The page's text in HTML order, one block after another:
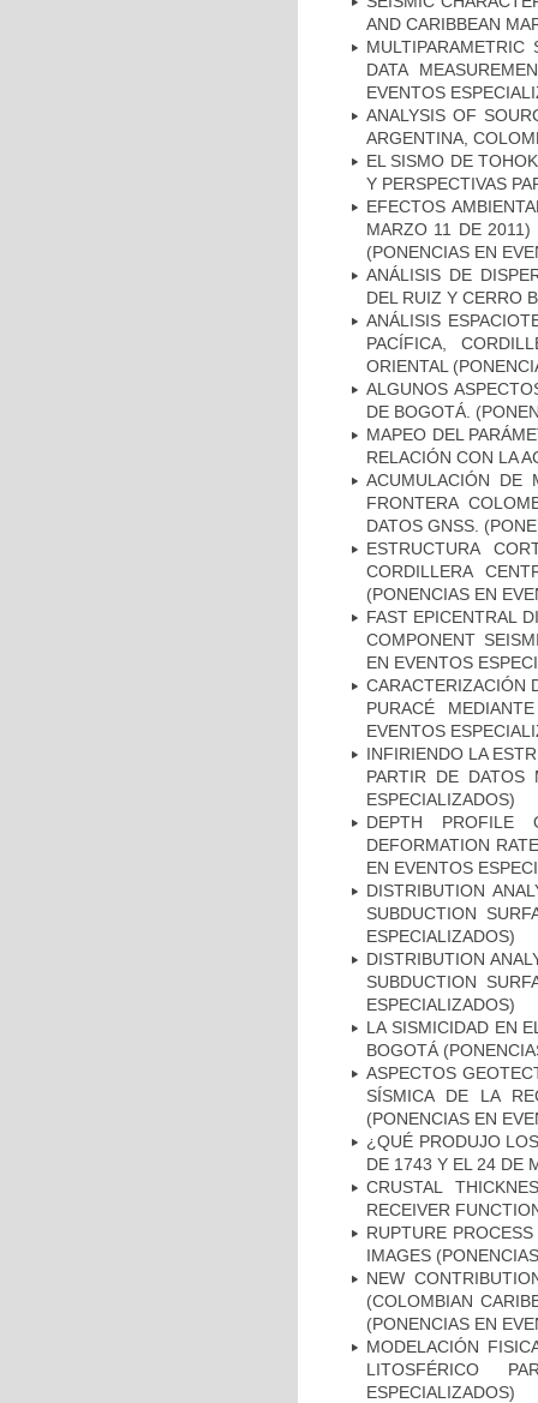
AND CARIBBEAN
DATA
EVENTOS
ANALYSIS OF
ARGENTINA,
EL SISMO DE
Y PERSPECTIVAS
EFECTOS
MARZO 11 DE 2011)
(PONENCIAS EN
ANÁLISIS DE
DEL RUIZ Y CERRO
ANÁLISIS
PACÍFICA,
ORIENTAL
ALGUNOS
DE BOGOTÁ.
MAPEO DEL
RELACIÓN CON LA
ACUMULACIÓN DE
FRONTERA
DATOS GNSS.
ESTRUCTURA
CORDILLERA
(PONENCIAS EN
FAST EPICENTRAL
COMPONENT
EN EVENTOS
CARACTERIZACIÓN
PURACÉ
EVENTOS
INFIRIENDO LA
PARTIR DE DATOS
ESPECIALIZADOS)
DEPTH PROFILE
DEFORMATION
EN EVENTOS
DISTRIBUTION
SUBDUCTION
ESPECIALIZADOS)
DISTRIBUTION
SUBDUCTION
ESPECIALIZADOS)
LA SISMICIDAD EN
BOGOTÁ
ASPECTOS
SÍSMICA DE LA
(PONENCIAS EN
¿QUÉ PRODUJO
DE 1743 Y EL 24 DE
CRUSTAL
RECEIVER
RUPTURE
IMAGES
NEW
(COLOMBIAN
(PONENCIAS EN
MODELACIÓN
LITOSFÉRICO
ESPECIALIZADOS)